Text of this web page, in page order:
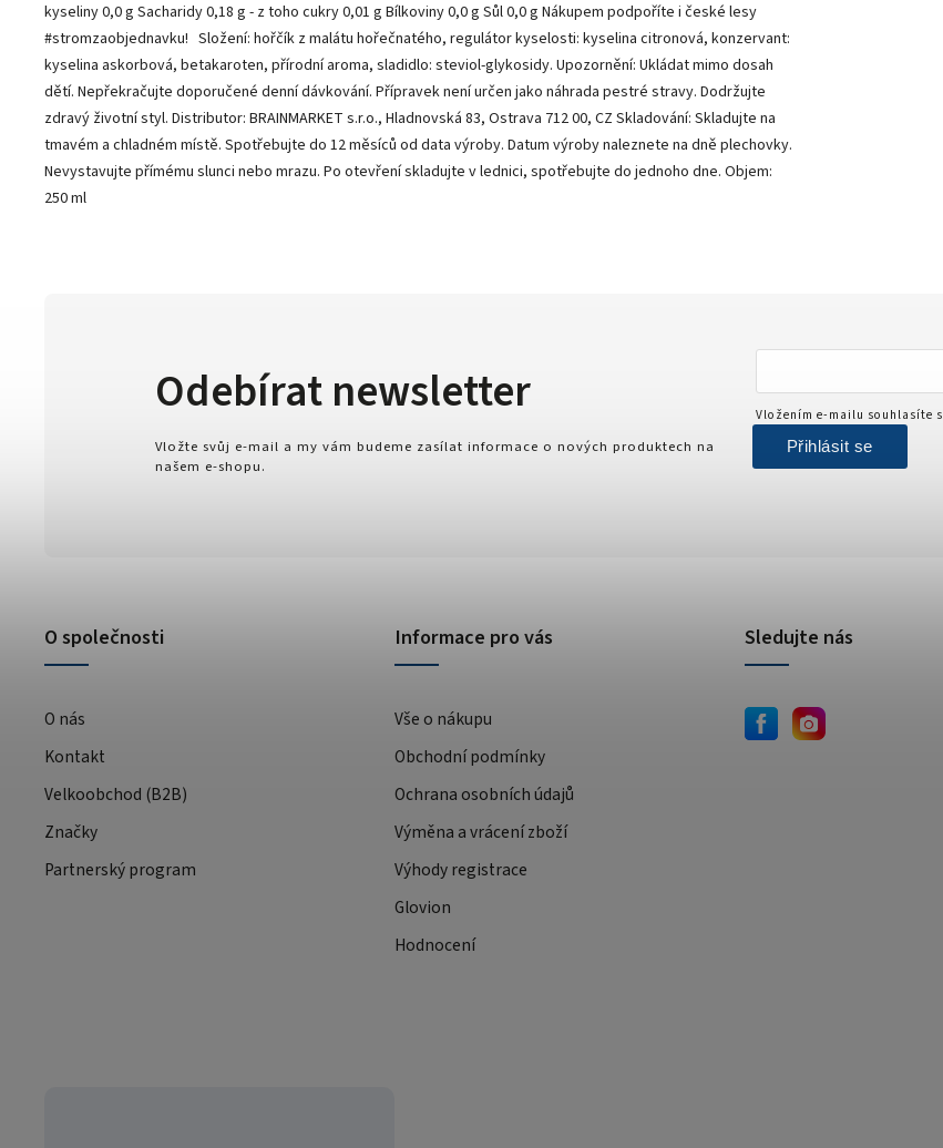
kyseliny 0,0 g Sacharidy 0,18 g - z toho cukry 0,01 g Bílkoviny 0,0 g Sůl 0,0 g Nákupem podpoříte i české lesy
#stromzaobjednavku! Složení: hořčík z malátu hořečnatého, regulátor kyselosti: kyselina citronová, konzervant:
kyselina askorbová, betakaroten, přírodní aroma, sladidlo: steviol-glykosidy. Upozornění: Ukládat mimo dosah
dětí. Nepřekračujte doporučené denní dávkování. Přípravek není určen jako náhrada pestré stravy. Dodržujte
zdravý životní styl. Distributor: BRAINMARKET s.r.o., Hladnovská 83, Ostrava 712 00, CZ Skladování: Skladujte na
tmavém a chladném místě. Spotřebujte do 12 měsíců od data výroby. Datum výroby naleznete na dně plechovky.
Nevystavujte přímému slunci nebo mrazu. Po otevření skladujte v lednici, spotřebujte do jednoho dne. Objem:
250 ml
O společnosti
O nás
Kontakt
Velkoobchod (B2B)
Značky
Partnerský program
Informace pro vás
Vše o nákupu
Obchodní podmínky
Ochrana osobních údajů
Výměna a vrácení zboží
Výhody registrace
Glovion
Hodnocení
Odebírat newsletter
Vložte svůj e-mail a my vám budeme zasílat informace o nových produktech na
našem e-shopu.
Vložením e-mailu souhlasíte s
Přihlásit se
Sledujte nás